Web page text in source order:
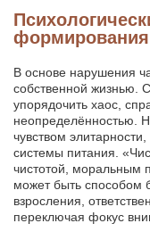
формирования
В основе нарушения
собственной жизнью.
упорядочить хаос,
неопределённостью.
чувством
системы питания.
чистотой, моральным
может быть способом
взросления,
переключая фокус